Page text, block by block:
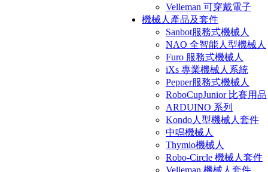
Velleman 可穿戴電子
機械人產品及套件
Sanbot服務式機械人
NAO 全智能人型機械人
Furo 服務式機械人
iXs 專業機械人系統
Pepper服務式機械人
RoboCupJunior 比賽用品
ARDUINO 系列
Kondo人型機械人套件
中鳴機械人
Thymio機械人
Robo-Circle 機械人套件
Velleman 機械人套件